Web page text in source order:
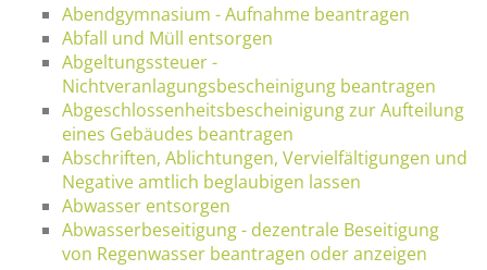
Abendgymnasium - Aufnahme beantragen
Abfall und Müll entsorgen
Abgeltungssteuer -
Nichtveranlagungsbescheinigung beantragen
Abgeschlossenheitsbescheinigung zur Aufteilung
eines Gebäudes beantragen
Abschriften, Ablichtungen, Vervielfältigungen und
Negative amtlich beglaubigen lassen
Abwasser entsorgen
Abwasserbeseitigung - dezentrale Beseitigung
von Regenwasser beantragen oder anzeigen